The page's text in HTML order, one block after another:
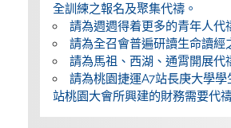
全訓練之報名及聚集代禱。
請為週週得着更多的青年人代
請為全召會普遍研讀生命讀經
請為馬祖、西湖、通霄開展代
請為桃園捷運A7站長庚大學
站桃園大會所興建的財務需要代